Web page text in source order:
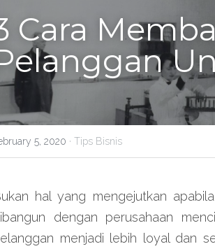
Cara
5, 2020 · Tips Bisnis
hal yang mengejutkan
dengan perusahaan
menjadi lebih loyal dan